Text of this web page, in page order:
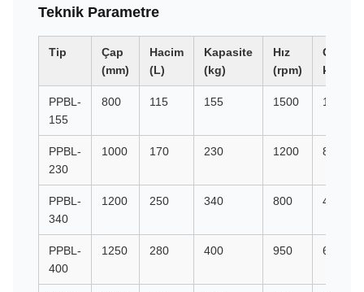
Teknik Parametre
Tip
Çap
(mm)
Hacim
(L)
Kapasite
(kg)
Hız
(rpm)
G
kuvveti
PPBL-
155
800 115 155 1500 1008
PPBL-
230
1000 170 230 1200 806
PPBL-
340
1200 250 340 800 431
PPBL-
400
1250 280 400 950 631